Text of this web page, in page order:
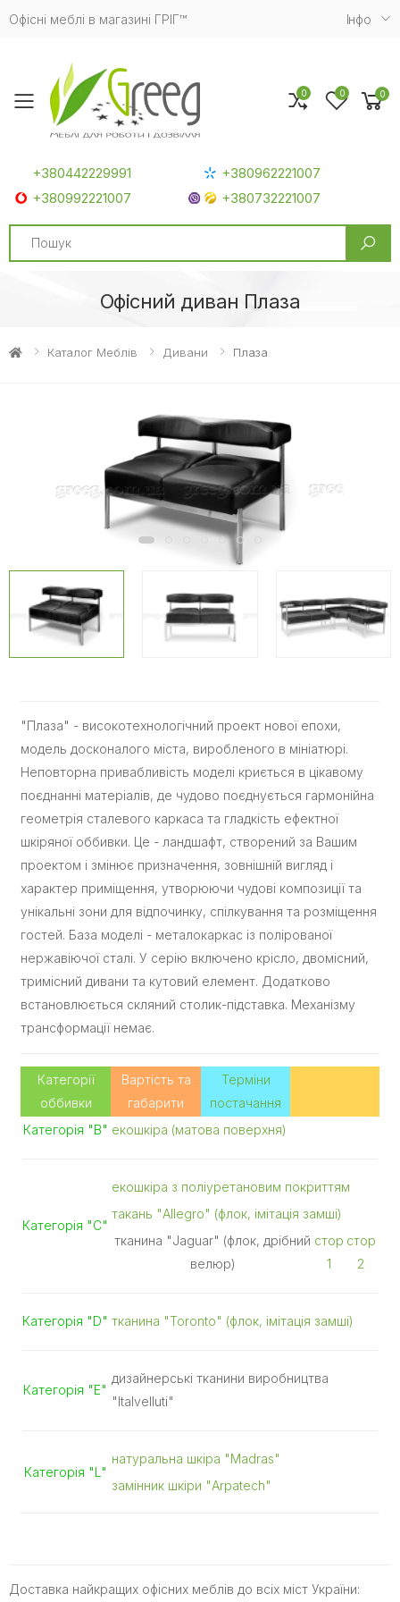
Офісні меблі в магазині ГРІГ™ Iнфо
Toggle mobile menu
+380442229991
+380962221007
+380992221007
+380732221007
Search
0 0 0
Офісний диван Плаза
Каталог Меблів Дивани Плаза
"Плаза" - високотехнологічний проект нової епохи,
модель досконалого міста, виробленого в мініатюрі.
Неповторна привабливість моделі криється в цікавому
поєднанні матеріалів, де чудово поєднується гармонійна
геометрія сталевого каркаса та гладкість ефектної
шкіряної оббивки. Це - ландшафт, створений за Вашим
проектом і змінює призначення, зовнішній вигляд і
характер приміщення, утворюючи чудові композиції та
унікальні зони для відпочинку, спілкування та розміщення
гостей. База моделі - металокаркас із полірованої
нержавіючої сталі. У серію включено крісло, двомісний,
тримісний дивани та кутовий елемент. Додатково
встановлюється скляний столик-підставка. Механізму
трансформації немає.
Категорії
оббивки
Вартість та
габарити
Терміни
постачання
Категорія "В" екошкіра (матова поверхня)
Категорія "С"
екошкіра з поліуретановим покриттям
такань "Allegro" (флок, імітація замші)
тканина "Jaguar" (флок, дрібний
велюр)
стор
1
стор
2
Категорія "D" тканина "Toronto" (флок, імітація замші)
Категорія "E"
дизайнерські тканини виробництва
"Italvelluti"
Категорія "L"
натуральна шкіра "Madras"
замінник шкіри "Arpatech"
Доставка найкращих офісних меблів до всіх міст України: